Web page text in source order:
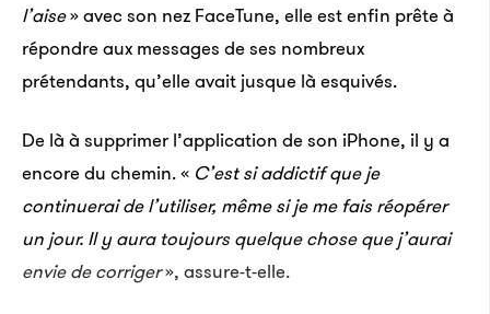
l’aise» avec son nez FaceTune, elle est enfin prête à
répondre aux messages de ses nombreux
prétendants, qu’elle avait jusque là esquivés.
De là à supprimer l’application de son iPhone, il y a
encore du chemin. « C’est si addictif que je
continuerai de l’utiliser, même si je me fais réopérer
un jour. Il y aura toujours quelque chose que j’aurai
envie de corriger», assure-t-elle.